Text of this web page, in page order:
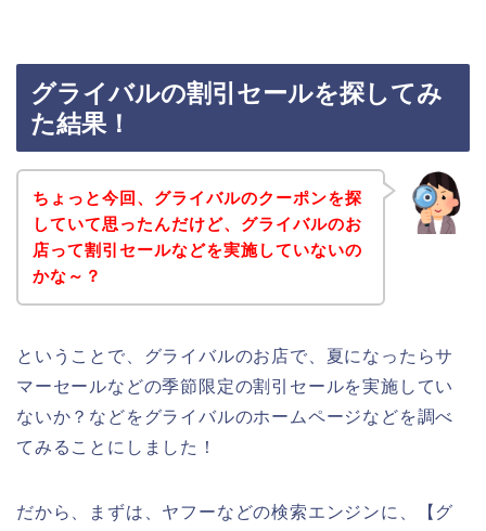
グライバルの割引セールを探してみ
た結果！
ちょっと今回、グライバルのクーポンを探
していて思ったんだけど、グライバルのお
店って割引セールなどを実施していないの
かな～？
ということで、グライバルのお店で、夏になったらサ
マーセールなどの季節限定の割引セールを実施してい
ないか？などをグライバルのホームページなどを調べ
てみることにしました！
だから、まずは、ヤフーなどの検索エンジンに、【グ